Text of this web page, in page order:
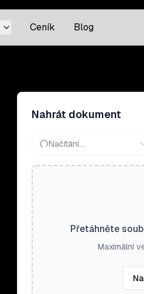
Ceník Blog
Nahrát dokument
Načítání…
Přetáhněte
Maximální